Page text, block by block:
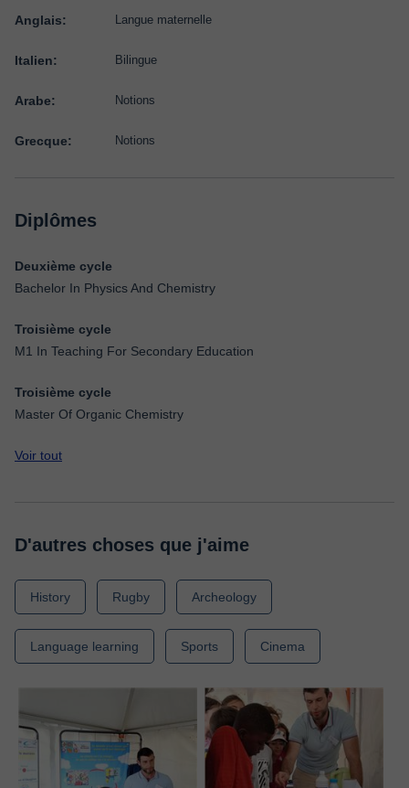
Anglais: Langue maternelle
Italien: Bilingue
Arabe: Notions
Grecque: Notions
Diplômes
Deuxième cycle
Bachelor In Physics And Chemistry
Troisième cycle
M1 In Teaching For Secondary Education
Troisième cycle
Master Of Organic Chemistry
Voir tout
D'autres choses que j'aime
History Rugby Archeology
Language learning Sports Cinema